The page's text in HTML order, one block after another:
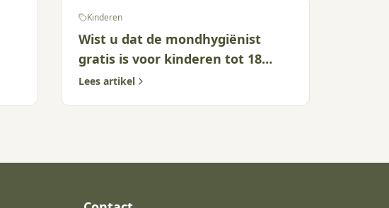
Kinderen
Wist u dat de mondhygiënist
gratis is voor kinderen tot 18
jaar?
Lees artikel